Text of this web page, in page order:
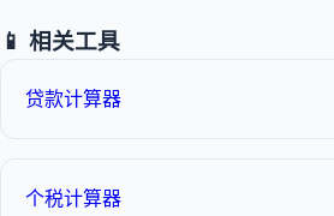
📱 相关工具
贷款计算器
个税计算器